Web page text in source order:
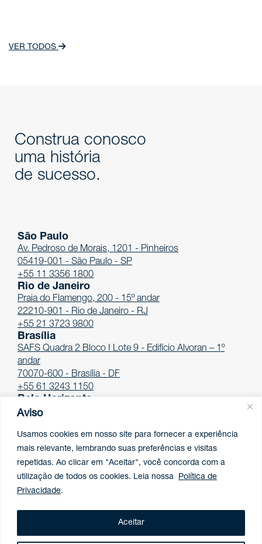
Aviso
Usamos cookies em nosso site para fornecer a experiência
mais relevante, lembrando suas preferências e visitas
repetidas. Ao clicar em "Aceitar", você concorda com a
utilização de todos os cookies. Leia nossa
Política de
Privacidade.
Aceitar
VER TODOS
Construa conosco
uma história
de sucesso.
São Paulo
Av. Pedroso de Morais, 1201 - Pinheiros
05419-001 - São Paulo - SP
+55 11 3356 1800
Rio de Janeiro
Praia do Flamengo, 200 - 15º andar
22210-901 - Rio de Janeiro - RJ
+55 21 3723 9800
Brasília
SAFS Quadra 2 Bloco I Lote 9 - Edifício Alvoran – 1º
andar
70070-600 - Brasília - DF
+55 61 3243 1150
Belo Horizonte
Av. Afonso Pena, 4.100 - 12º andar
+55 31 3261-7747
Política de privacidade